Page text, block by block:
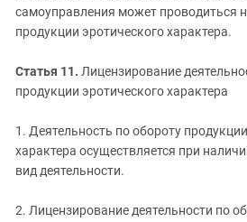
самоуправления может проводиться
продукции эротического характера.
Статья 11. Лицензирование
продукции эротического характера
1. Деятельность по обороту
характера осуществляется при
вид деятельности.
2. Лицензирование деятельности по